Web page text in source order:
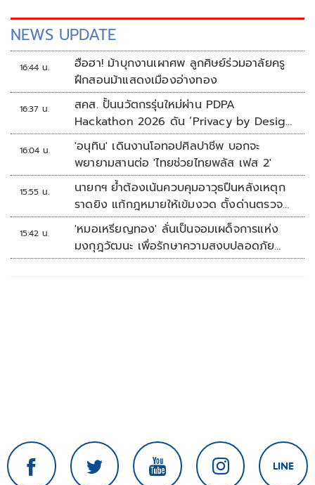
NEWS UPDATE
16:44 น.
ฮือฮา! ม้าบุกงานเผาศพ ลูกศิษย์ร่วมอาลัยครู
ฝึกสอนม้าแสดงเมืองอ่างทอง
16:37 น.
สคส. ปั้นนวัตกรรุ่นใหม่ผ่าน PDPA
Hackathon 2026 ดัน ‘Privacy by Design
for all’ สู่โซลูชันคุ้มครองข้อมูลส่วนบุคคลที่
ใช้ได้จริง
16:04 น.
'อนุทิน' เดินงานโอทอปศิลปาชีพ บอกจะ
พยายามสานต่อ 'ไทยช่วยไทยพลัส เฟส 2'
15:55 น.
นายกฯ ย้ำต้องเน้นควบคุมอาวุธปืนหลังเหตุก
ราดยิง แก้กฎหมายให้เข้มงวด ตั้งด่านตรวจ
เพิ่ม
15:42 น.
'หมอเหรียญทอง' ลั่นเป็นจอมเผด็จการแห่ง
มงกุฎวัฒนะ เพื่อรักษาความสงบปลอดภัย
ภายในรพ.